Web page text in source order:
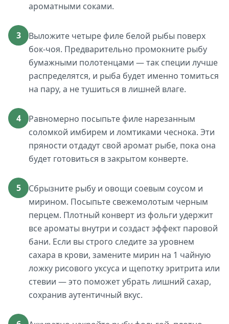
ароматными соками.
3
Выложите четыре филе белой рыбы поверх
бок-чоя. Предварительно промокните рыбу
бумажными полотенцами — так специи лучше
распределятся, и рыба будет именно томиться
на пару, а не тушиться в лишней влаге.
4
Равномерно посыпьте филе нарезанным
соломкой имбирем и ломтиками чеснока. Эти
пряности отдадут свой аромат рыбе, пока она
будет готовиться в закрытом конверте.
5
Сбрызните рыбу и овощи соевым соусом и
мирином. Посыпьте свежемолотым черным
перцем. Плотный конверт из фольги удержит
все ароматы внутри и создаст эффект паровой
бани. Если вы строго следите за уровнем
сахара в крови, замените мирин на 1 чайную
ложку рисового уксуса и щепотку эритрита или
стевии — это поможет убрать лишний сахар,
сохранив аутентичный вкус.